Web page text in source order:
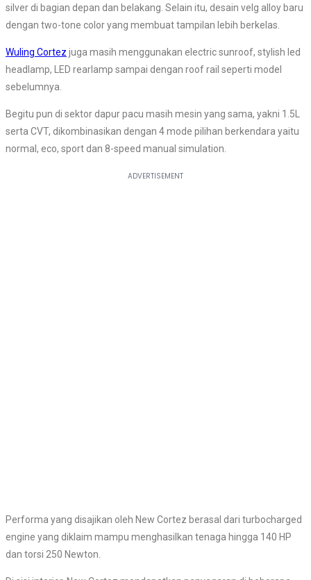
silver di bagian depan dan belakang. Selain itu, desain velg alloy baru
dengan two-tone color yang membuat tampilan lebih berkelas.
Wuling Cortez juga masih menggunakan electric sunroof, stylish led
headlamp, LED rearlamp sampai dengan roof rail seperti model
sebelumnya.
Begitu pun di sektor dapur pacu masih mesin yang sama, yakni 1.5L
serta CVT, dikombinasikan dengan 4 mode pilihan berkendara yaitu
normal, eco, sport dan 8-speed manual simulation.
Performa yang disajikan oleh New Cortez berasal dari turbocharged
engine yang diklaim mampu menghasilkan tenaga hingga 140 HP
dan torsi 250 Newton.